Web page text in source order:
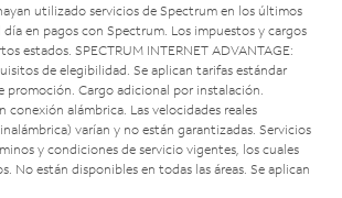
utilizado servicios de Spectrum en los últimos
en pagos con Spectrum. Los impuestos y cargos
estados. SPECTRUM INTERNET ADVANTAGE:
de elegibilidad. Se aplican tarifas estándar
promoción. Cargo adicional por instalación.
conexión alámbrica. Las velocidades reales
varían y no están garantizadas. Servicios
y condiciones de servicio vigentes, los cuales
No están disponibles en todas las áreas. Se aplican